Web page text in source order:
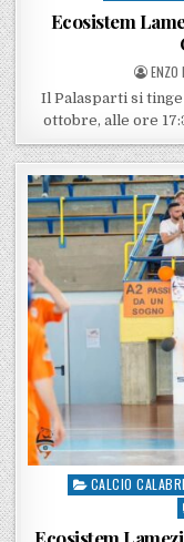
Ecosistem
ENZO
Il Palasparti si tinge
ottobre, alle ore
Posted in
CALCIO